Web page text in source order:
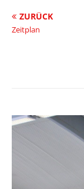
ZURÜCK
Zeitplan